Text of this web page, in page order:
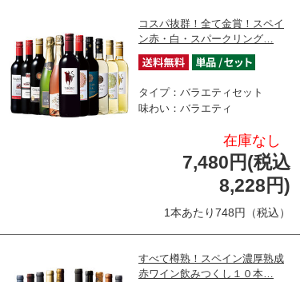
コスパ抜群！全て金賞！スペイ
ン赤・白・スパークリング…
タイプ：バラエティセット
味わい：バラエティ
在庫なし
7,480円(税込
8,228円)
1本あたり748円（税込）
すべて樽熟！スペイン濃厚熟成
赤ワイン飲みつくし１０本…